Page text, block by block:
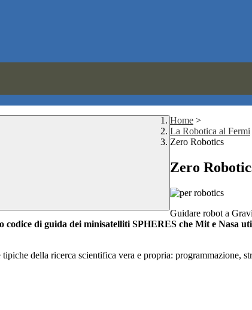
Home >
La Robotica al Fermi
Zero Robotics
Zero
Guidare robot a
di guida dei minisatelliti SPHERES che Mit e Nasa
della ricerca scientifica vera e propria: programmazione,